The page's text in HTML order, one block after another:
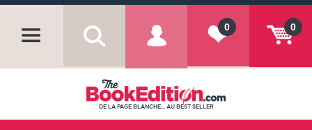
0
0
DE LA PAGE BLANCHE... AU BEST SELLER